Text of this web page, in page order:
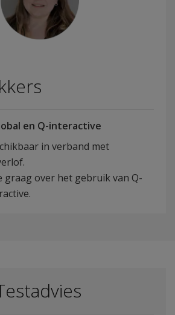
en Q-interactive
in verband met
graag over het gebruik van Q-